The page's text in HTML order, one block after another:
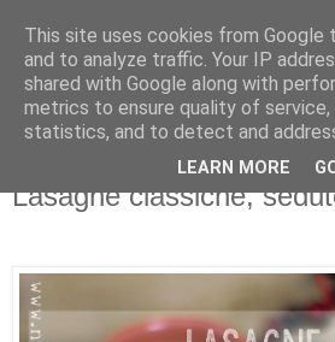
Lasagne classiche,
This site uses cookies from Google
and to analyze traffic. Your IP
shared with Google along with
metrics to ensure quality of service,
statistics, and to detect and
LEARN MORE